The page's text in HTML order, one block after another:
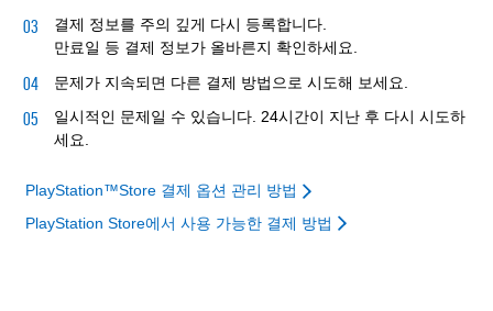
결제 정보를 주의 깊게 다시 등록합니다.
만료일 등 결제 정보가 올바른지 확인하세요.
문제가 지속되면 다른 결제 방법으로 시도해 보세요.
일시적인 문제일 수 있습니다. 24시간이 지난 후 다시 시도하
세요.
PlayStation™Store 결제 옵션 관리 방법
PlayStation Store에서 사용 가능한 결제 방법